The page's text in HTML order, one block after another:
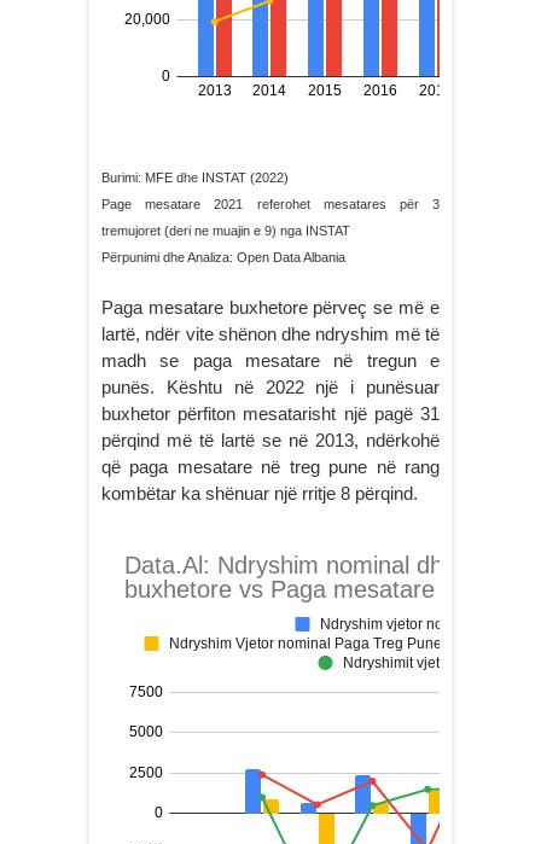
Burimi: MFE dhe INSTAT (2022)
Page mesatare 2021 referohet mesatares për 3
tremujoret (deri ne muajin e 9) nga INSTAT
Përpunimi dhe Analiza: Open Data Albania
Paga mesatare buxhetore përveç se më e
lartë, ndër vite shënon dhe ndryshim më të
madh se paga mesatare në tregun e
punës. Kështu në 2022 një i punësuar
buxhetor përfiton mesatarisht një pagë 31
përqind më të lartë se në 2013, ndërkohë
që paga mesatare në treg pune në rang
kombëtar ka shënuar një rritje 8 përqind.